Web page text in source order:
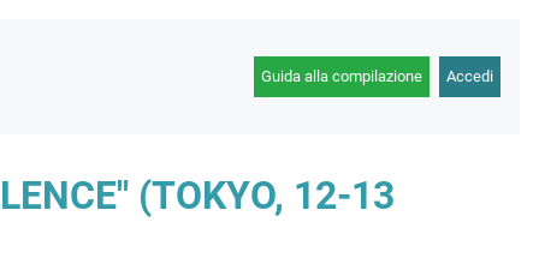
Guida alla compilazione Accedi
(TOKYO, 12-13